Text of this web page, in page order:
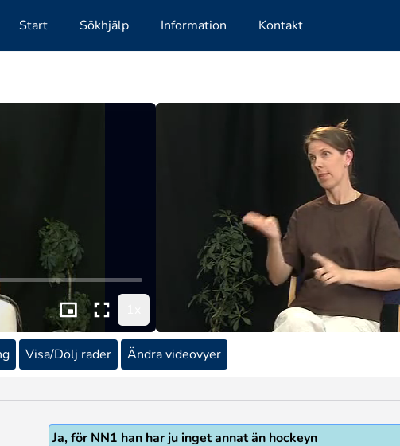
Start Sökhjälp Information Kontakt
Visa/Dölj rader
Ändra videovyer
Ja, för NN1 han har ju inget annat än hockeyn